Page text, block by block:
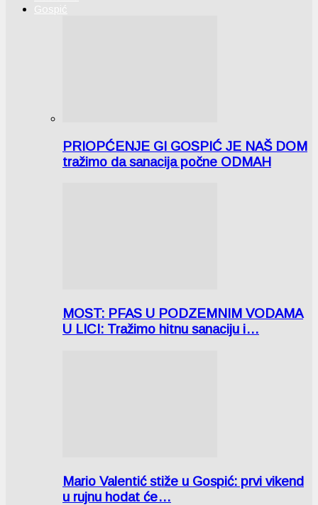
Gospić
PRIOPĆENJE GI GOSPIĆ JE NAŠ DOM
tražimo da sanacija počne ODMAH
MOST: PFAS U PODZEMNIM VODAMA
U LICI: Tražimo hitnu sanaciju i…
Mario Valentić stiže u Gospić: prvi vikend
u rujnu hodat će…